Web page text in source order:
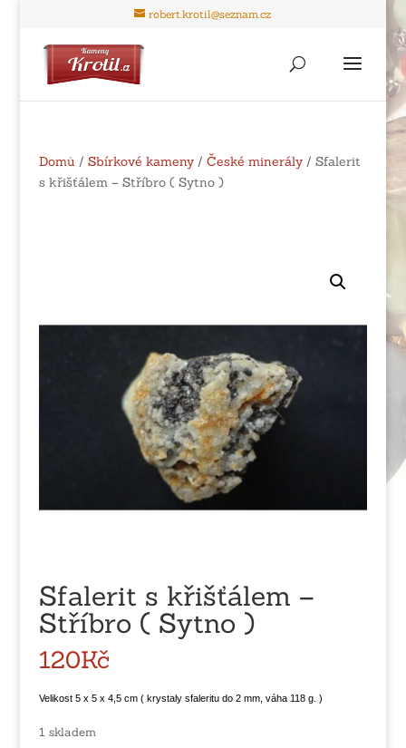
robert.krotil@seznam.cz
Domů / Sbírkové kameny/ České minerály/ Sfalerit
s křišťálem – Stříbro ( Sytno )
Sfalerit s křišťálem –
Stříbro ( Sytno )
120Kč
Velikost 5 x 5 x 4,5 cm ( krystaly sfaleritu do 2 mm, váha 118 g. )
1 skladem